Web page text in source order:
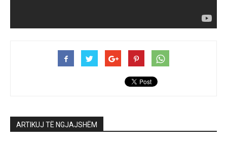
ARTIKUJ TË NGJAJSHËM